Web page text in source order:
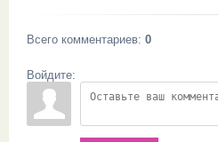
Всего комментариев: 0
Войдите: